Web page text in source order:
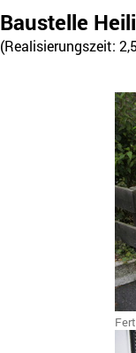
Baustelle
(Realisierungszeit: